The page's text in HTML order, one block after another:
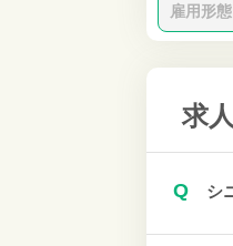
雇用形
求
Q シ